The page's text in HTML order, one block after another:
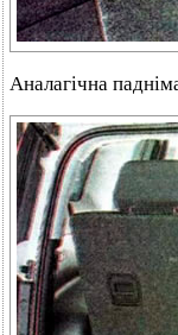
Аналагічна